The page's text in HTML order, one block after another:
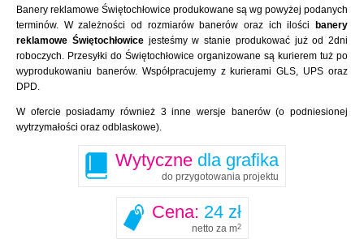
Banery reklamowe Świętochłowice produkowane są wg powyżej podanych
terminów. W zależności od rozmiarów banerów oraz ich ilości
banery
reklamowe Świętochłowicejesteśmy w stanie produkować już od 2dni
roboczych. Przesyłki do Świętochłowice organizowane są kurierem tuż po
wyprodukowaniu banerów. Współpracujemy z kurierami GLS, UPS oraz
DPD.
W ofercie posiadamy również 3 inne wersje banerów (o podniesionej
wytrzymałości oraz odblaskowe).
Wytyczne dla grafika
do przygotowania projektu
Cena: 24 zł
netto za m2